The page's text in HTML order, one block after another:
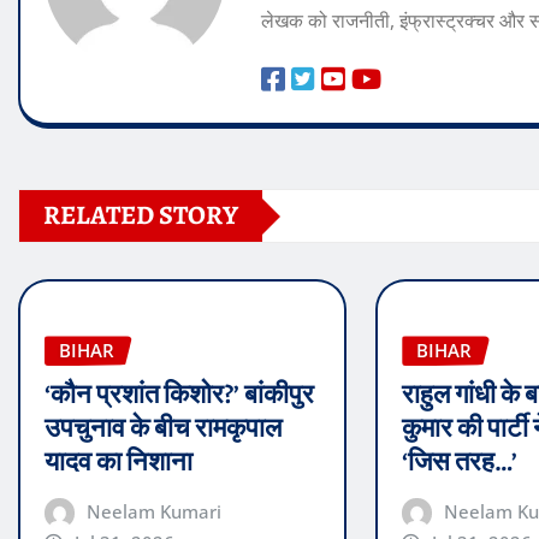
लेखक को राजनीती, इंफ्रास्ट्रक्चर और
RELATED STORY
BIHAR
‘कौन प्रशांत किशोर?’ बांकीपुर
उपचुनाव के बीच रामकृपाल
यादव का निशाना
Neelam Kumari
BIHAR
राहुल गांधी के
कुमार की
‘जिस तरह…’
Neelam